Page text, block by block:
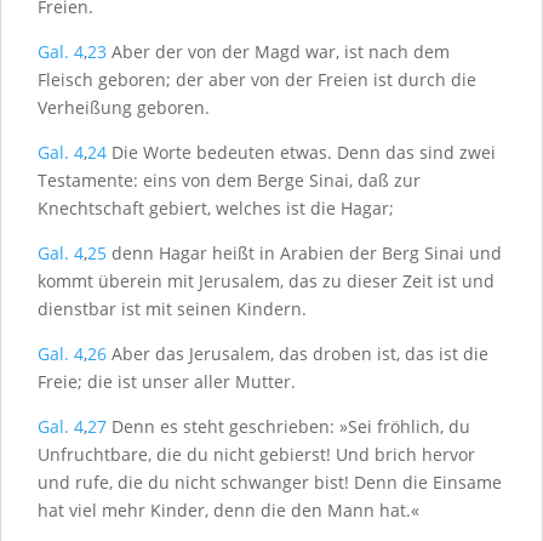
Freien.
Gal. 4,23 Aber der von der Magd war, ist nach dem
Fleisch geboren; der aber von der Freien ist durch die
Verheißung geboren.
Gal. 4,24 Die Worte bedeuten etwas. Denn das sind zwei
Testamente: eins von dem Berge Sinai, daß zur
Knechtschaft gebiert, welches ist die Hagar;
Gal. 4,25 denn Hagar heißt in Arabien der Berg Sinai und
kommt überein mit Jerusalem, das zu dieser Zeit ist und
dienstbar ist mit seinen Kindern.
Gal. 4,26 Aber das Jerusalem, das droben ist, das ist die
Freie; die ist unser aller Mutter.
Gal. 4,27 Denn es steht geschrieben: »Sei fröhlich, du
Unfruchtbare, die du nicht gebierst! Und brich hervor
und rufe, die du nicht schwanger bist! Denn die Einsame
hat viel mehr Kinder, denn die den Mann hat.«